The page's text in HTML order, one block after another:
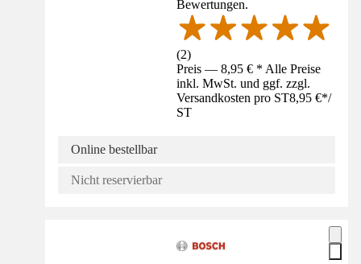
Bewertungen.
(2)
Preis — 8,95 € * Alle Preise
inkl. MwSt. und ggf. zzgl.
Versandkosten pro ST8,95 €*/
ST
Online bestellbar
Nicht reservierbar